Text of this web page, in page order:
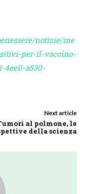
notizie/me
per-il-vaccino-
4ee0-a530-
Next article
al polmone, le
della scienza